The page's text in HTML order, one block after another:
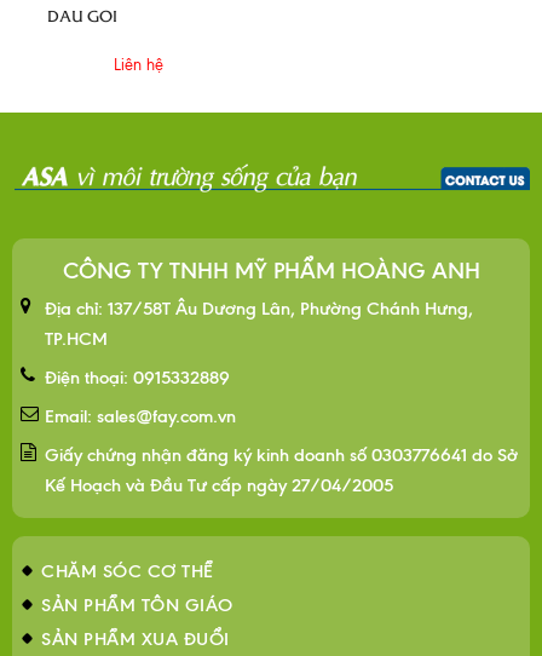
DAU GOI
Liên hệ
CÔNG TY TNHH MỸ PHẨM HOÀNG ANH
Địa chỉ: 137/58T Âu Dương Lân, Phường Chánh Hưng,
TP.HCM
Điện thoại: 0915332889
Email: sales@fay.com.vn
Giấy chứng nhận đăng ký kinh doanh số 0303776641 do Sở
Kế Hoạch và Đầu Tư cấp ngày 27/04/2005
CHĂM SÓC CƠ THỂ
SẢN PHẨM TÔN GIÁO
SẢN PHẨM XUA ĐUỔI